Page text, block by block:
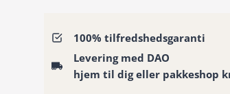
valmuer
på
dyb
100% tilfredshedsgaranti
Levering med DAO
hjem til dig eller pakkeshop